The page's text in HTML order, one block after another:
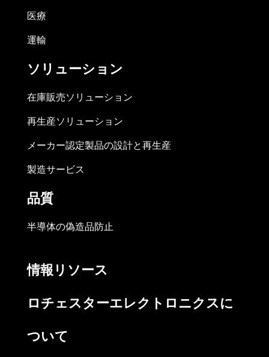
医療
運輸
ソリューション
在庫販売ソリューション
再生産ソリューション
メーカー認定製品の設計と再生産
製造サービス
品質
半導体の偽造品防止
情報リソース
ロチェスターエレクトロニクスに
ついて